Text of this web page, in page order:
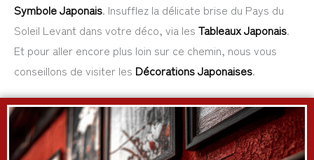
Symbole Japonais. Insufflez la délicate brise du Pays du
Soleil Levant dans votre déco, via les Tableaux Japonais.
Et pour aller encore plus loin sur ce chemin, nous vous
conseillons de visiter les Décorations Japonaises.